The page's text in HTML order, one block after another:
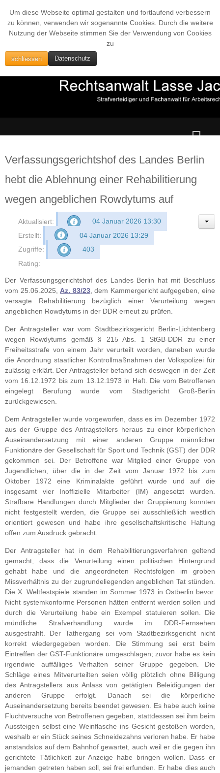
Um diese Webseite optimal gestalten und fortlaufend verbessern
zu können, verwenden wir sogenannte Cookies. Durch die weitere
Nutzung der Webseite stimmen Sie der Verwendung von Cookies
zu
schliessen Datenschutz
Verfassungsgerichtshof des Landes Berlin
hebt die Ablehnung einer Rehabilitierung
wegen angeblichen Rowdytums auf
Aktualisiert:
04 Januar 2026 13:30
Erstellt:
04 Januar 2026 13:29
Zugriffe:
403
Rating:
Der Verfassungsgerichtshof des Landes Berlin hat mit Beschluss
vom 25.06.2025, Az. 83/23, dem Kammergericht aufgegeben, eine
versagte Rehabilitierung bezüglich einer Verurteilung wegen
angeblichen Rowdytums in der DDR erneut zu prüfen.
Der Antragsteller war vom Stadtbezirksgericht Berlin-Lichtenberg
wegen Rowdytums gemäß § 215 Abs. 1 StGB-DDR zu einer
Freiheitsstrafe von einem Jahr verurteilt worden, daneben wurde
die Anordnung staatlicher Kontrollmaßnahmen der Volkspolizei für
zulässig erklärt. Der Antragsteller befand sich deswegen in der Zeit
vom 16.12.1972 bis zum 13.12.1973 in Haft. Die vom Betroffenen
eingelegt Berufung wurde vom Stadtgericht Groß-Berlin
zurückgewiesen.
Dem Antragsteller wurde vorgeworfen, dass es im Dezember 1972
aus der Gruppe des Antragstellers heraus zu einer körperlichen
Auseinandersetzung mit einer anderen Gruppe männlicher
Funktionäre der Gesellschaft für Sport und Technik (GST) der DDR
gekommen sei. Der Betroffene war Mitglied einer Gruppe von
Jugendlichen, über die in der Zeit vom Januar 1972 bis zum
Oktober 1972 eine Kriminalakte geführt wurde und auf die
insgesamt vier Inoffizielle Mitarbeiter (IM) angesetzt wurden.
Strafbare Handlungen durch Mitglieder der Gruppierung konnten
nicht festgestellt werden, die Gruppe sei ausschließlich westlich
orientiert gewesen und habe ihre gesellschaftskritische Haltung
offen zum Ausdruck gebracht.
Der Antragsteller hat in dem Rehabilitierungsverfahren geltend
gemacht, dass die Verurteilung einen politischen Hintergrund
gehabt habe und die angeordneten Rechtsfolgen im groben
Missverhältnis zu der zugrundeliegenden angeblichen Tat stünden.
Die X. Weltfestspiele standen im Sommer 1973 in Ostberlin bevor.
Nicht systemkonforme Personen hätten entfernt werden sollen und
durch die Verurteilung habe ein Exempel statuieren sollen. Die
mündliche Strafverhandlung wurde im DDR-Fernsehen
ausgestrahlt. Der Tathergang sei vom Stadtbezirksgericht nicht
korrekt wiedergegeben worden. Die Stimmung sei erst beim
Eintreffen der GST-Funktionäre umgeschlagen; zuvor habe es kein
irgendwie auffälliges Verhalten seiner Gruppe gegeben. Die
Schläge eines Mitverurteilten seien völlig plötzlich ohne Billigung
des Antragstellers aus Anlass von getätigten Beleidigungen der
anderen Gruppe erfolgt. Danach sei die körperliche
Auseinandersetzung bereits beendet gewesen. Es habe auch keine
Fluchtversuche von Betroffenen gegeben, stattdessen sei ihm beim
Aussteigen selbst eine Weinflasche ins Gesicht gestoßen worden,
weshalb er ein Stück seines Schneidezahns verloren habe. Er habe
anstandslos auf dem Bahnhof gewartet, auch weil er die gegen ihn
gerichtete Tätlichkeit zur Anzeige habe bringen wollen. Dass er
jemanden getreten haben soll, sei frei erfunden. Er habe dies auch